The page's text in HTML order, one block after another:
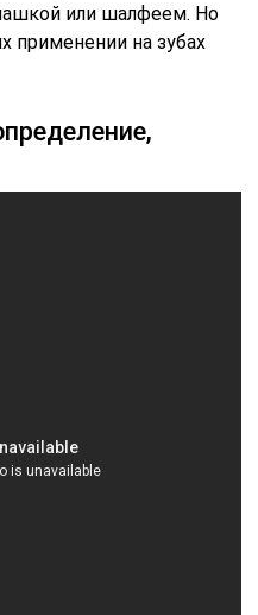
или шалфеем. Но
применении на зубах